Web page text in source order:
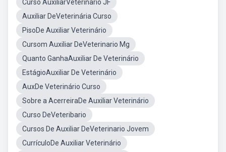
Curso AuxiliarVeterinario JF
Auxiliar DeVeterinária Curso
PisoDe Auxiliar Veterinário
Cursom Auxiliar DeVeterinario Mg
Quanto GanhaAuxiliar De Veterinário
EstágioAuxiliar De Veterinário
AuxDe Veterinário Curso
Sobre a AcerreiraDe Auxiliar Veterinário
Curso DeVeteribario
Cursos De Auxiliar DeVeterinario Jovem
CurrículoDe Auxiliar Veterinário